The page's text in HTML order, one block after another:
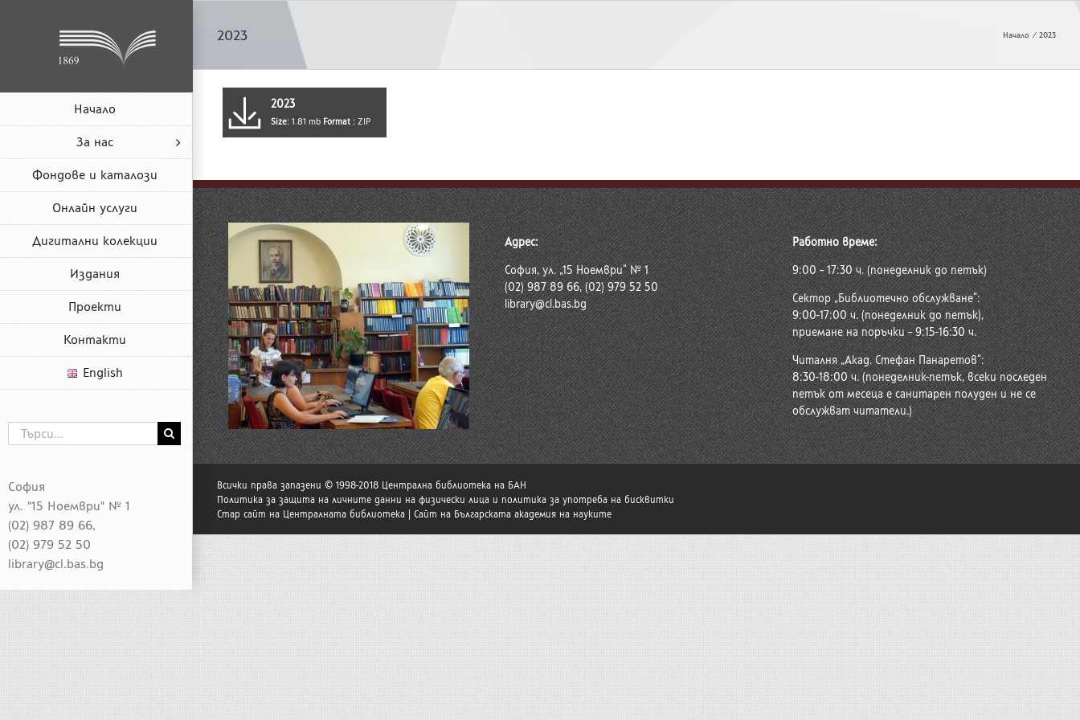
Начало
За нас
Фондове и каталози
Онлайн услуги
Дигитални колекции
Издания
Проекти
Контакти
English
София
ул. "15 Ноември" № 1
(02) 987 89 66,
(02) 979 52 50
library@cl.bas.bg
Търсене
...
2023 Начало 2023
2023
Size: 1.81 mb Format : ZIP
Адрес:
София, ул. „15 Ноември“ № 1
(02) 987 89 66, (02) 979 52 50
library@cl.bas.bg
Работно време:
9:00 – 17:30 ч. (понеделник до петък)
Сектор „Библиотечно обслужване“:
9:00-17:00 ч. (понеделник до петък),
приемане на поръчки – 9:15-16:30 ч.
Читалня „Акад. Стефан Панаретов“:
8:30-18:00 ч. (понеделник-петък, всеки последен
петък от месеца е санитарен полуден и не се
обслужват читатели.)
Всички права запазени © 1998-2018 Централна библиотека на БАН
Политика за защита на личните данни на физически лица и политика за употреба на бисквитки
Стар сайт на Централната библиотека
Сайт на Българската академия на науките